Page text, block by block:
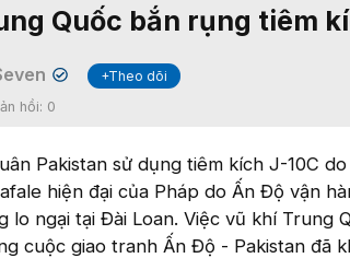
Quốc bắn rụng tiêm
✔
+Theo dõi
hồi: 0
Pakistan sử dụng tiêm kích J-10C
hiện đại của Pháp do Ấn Độ vận
lo ngại tại Đài Loan. Việc vũ khí Trung
cuộc giao tranh Ấn Độ - Pakistan đã